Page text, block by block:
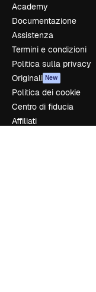
Academy
Documentazione
Assistenza
Termini e condizioni
Politica sulla privacy
Originali New
Politica dei cookie
Centro di fiducia
Affiliati